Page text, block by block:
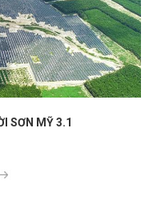
SƠN MỸ 3.1